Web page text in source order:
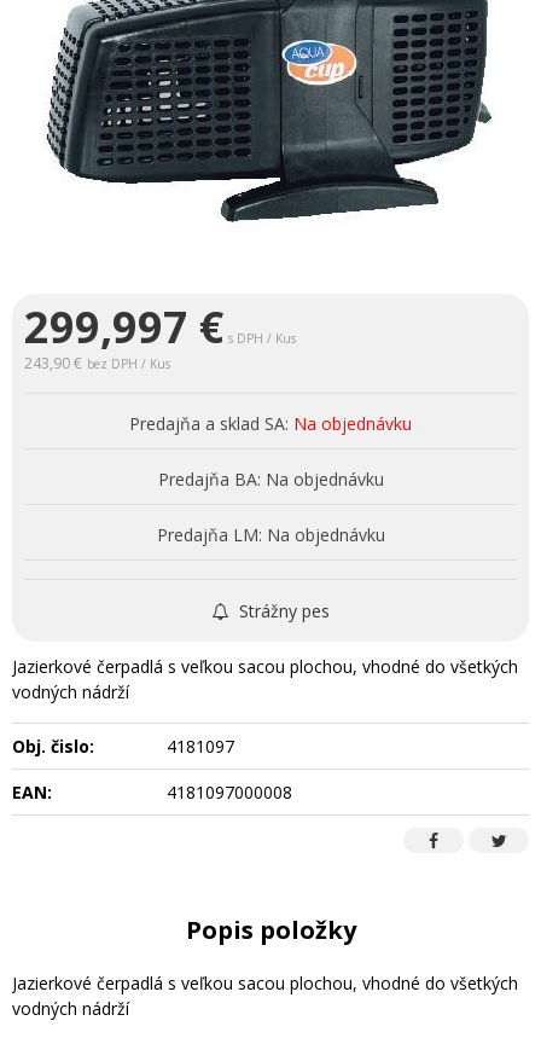
299,997 € s DPH / Kus
243,90 € bez DPH / Kus
Predajňa a sklad SA: Na objednávku
Predajňa BA: Na objednávku
Predajňa LM: Na objednávku
Strážny pes
Jazierkové čerpadlá s veľkou sacou plochou, vhodné do všetkých
vodných nádrží
Obj. čislo:
4181097
EAN:
4181097000008
Popis položky
Jazierkové čerpadlá s veľkou sacou plochou, vhodné do všetkých
vodných nádrží